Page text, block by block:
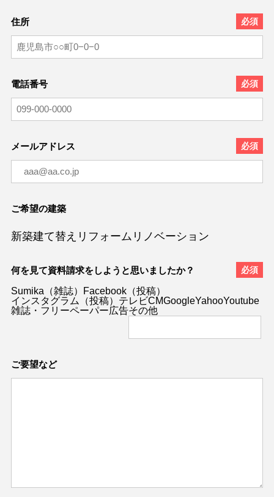
住所
電話番号
メールアドレス
ご希望の建築
新築建て替え リフォーム リノベーション
何を見て資料請求をしようと思いましたか？
Sumika（雑誌）
Facebook（投稿）
インスタグラム（投稿） テレビCMGoogleYahooYoutube
雑誌・フリーペーパー広告その他
ご要望など